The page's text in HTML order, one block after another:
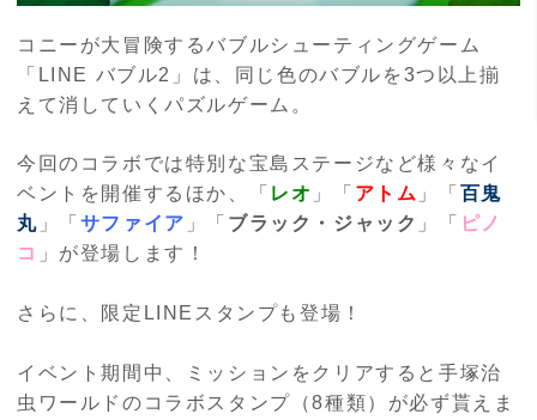
コニーが大冒険するバブルシューティングゲーム
「
LINE バブル2 」は、同じ色のバブルを 3つ以上揃
えて消していくパズルゲーム。
今回のコラボでは特別な宝島ステージなど様々なイ
ベントを開催するほか、「 レオ 」「 アトム 」「 百鬼
丸 」「 サファイア 」「 ブラック・ジャック 」「
ピノ
コ 」が登場します！
さらに、限定 LINE スタンプも登場！
イベント期間中、ミッションをクリアすると手塚治
虫ワールドのコラボスタンプ（8種類）が必ず貰えま